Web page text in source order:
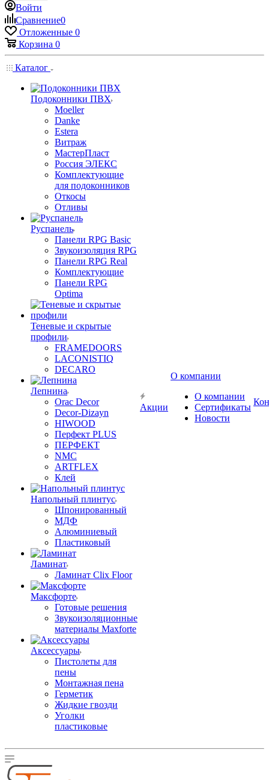
Войти
Сравнение0
Отложенные 0
Корзина 0
Каталог
Подоконники ПВХ
Moeller
Danke
Estera
Витраж
МастерПласт
Россия ЭЛЕКС
Комплектующие
для подоконников
Откосы
Отливы
Руспанель
Панели RPG Basic
Звукоизоляция RPG
Панели RPG Real
Комплектующие
Панели RPG
Optima
Теневые и скрытые
профили
FRAMEDOORS
LACONISTIQ
DECARO
Лепнина
Orac Decor
Decor-Dizayn
HIWOOD
Перфект PLUS
ПЕРФЕКТ
NMC
ARTFLEX
Клей
Напольный плинтус
Шпонированный
МДФ
Алюминиевый
Пластиковый
Ламинат
Ламинат Clix Floor
Максфорте
Готовые решения
Звукоизоляционные
материалы Maxforte
Аксессуары
Пистолеты для
пены
Монтажная пена
Герметик
Жидкие гвозди
Уголки
пластиковые
Акции
О компании
О компании
Сертификаты
Новости